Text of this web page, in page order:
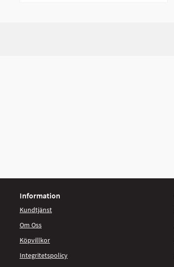
Information
Kundtjänst
Om Oss
Köpvillkor
Integritetspolicy